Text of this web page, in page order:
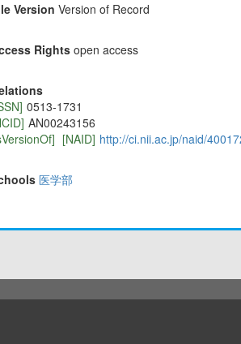
Version Version of Record
Rights open access
0513-1731
AN00243156
[NAID] http://ci.nii.ac.jp/naid/
医学部